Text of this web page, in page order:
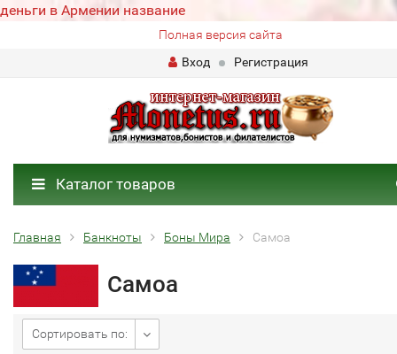
деньги в Армении название
Полная версия сайта
Вход
Регистрация
Каталог товаров
Главная Банкноты Боны Мира Самоа
Самоа
Сортировать по: